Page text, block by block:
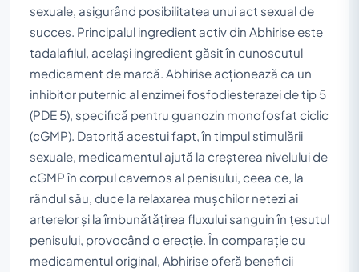
sexuale, asigurând posibilitatea unui act sexual de
succes. Principalul ingredient activ din Abhirise este
tadalafilul, același ingredient găsit în cunoscutul
medicament de marcă. Abhirise acționează ca un
inhibitor puternic al enzimei fosfodiesterazei de tip 5
(PDE 5), specifică pentru guanozin monofosfat ciclic
(cGMP). Datorită acestui fapt, în timpul stimulării
sexuale, medicamentul ajută la creșterea nivelului de
cGMP în corpul cavernos al penisului, ceea ce, la
rândul său, duce la relaxarea mușchilor netezi ai
arterelor și la îmbunătățirea fluxului sanguin în țesutul
penisului, provocând o erecție. În comparație cu
medicamentul original, Abhirise oferă beneficii